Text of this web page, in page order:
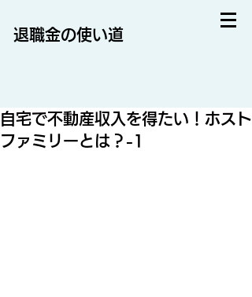
退職金の使い道
自宅で不動産収入を得たい！ホスト
ファミリーとは？-1